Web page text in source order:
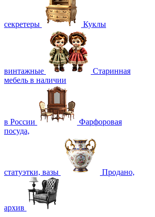
секретеры Куклы
винтажные
Старинная
мебель в наличии
в России
Фарфоровая
посуда,
статуэтки, вазы Продано,
архив